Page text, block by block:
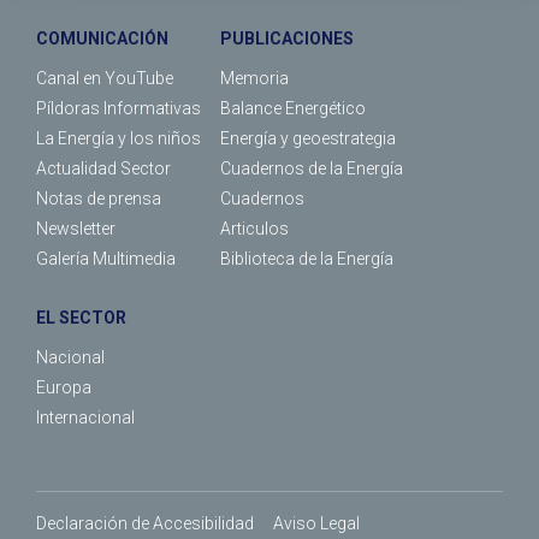
COMUNICACIÓN
Canal en YouTube
Píldoras Informativas
La Energía y los niños
Actualidad Sector
Notas de prensa
Newsletter
Galería Multimedia
PUBLICACIONES
Memoria
Balance Energético
Energía y geoestrategia
Cuadernos de la Energía
Cuadernos
Articulos
Biblioteca de la Energía
EL SECTOR
Nacional
Europa
Internacional
Declaración de Accesibilidad Aviso Legal